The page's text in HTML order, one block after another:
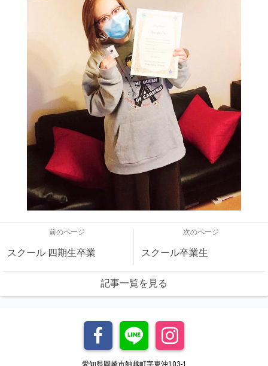
前のページ
スクール 四期生卒業
次のページ
スクール卒業生
記事一覧を見る
愛知県岡崎市舳越町字東沖103-1